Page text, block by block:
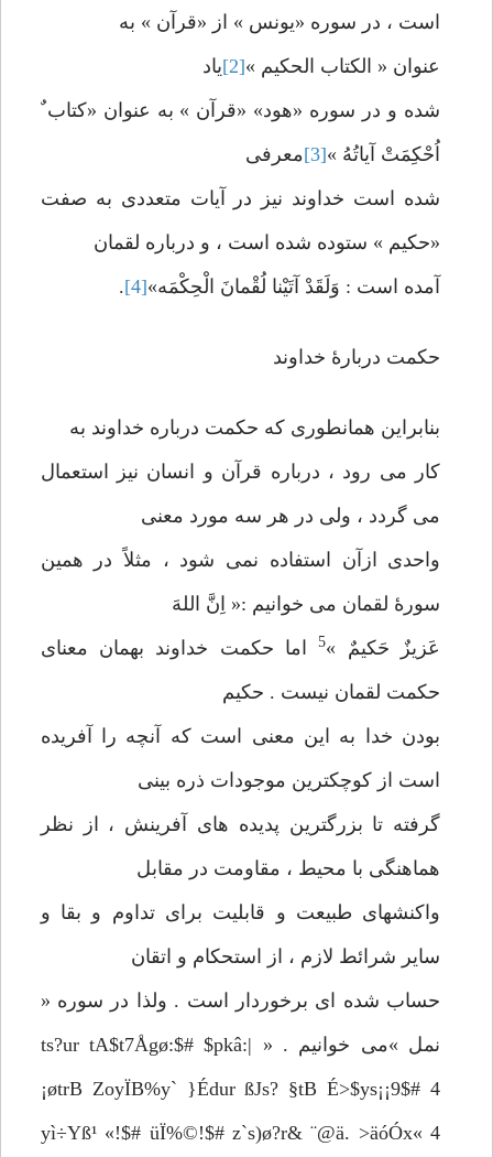
است ، در سوره «یونس » از «قرآن » به
عنوان « الکتاب الحکیم »[2]
یاد
شده و در سوره «هود» «قرآن » به عنوان «کتاب ٌ
اُحْکِمَتْ آیاتُهُ »[3]
معرفی
شده است خداوند نیز در آیات متعددی به صفت
«حکیم » ستوده شده است ، و درباره لقمان
آمده است : وَلَقَدْ آتَیْنا لُقْمانَ الْحِکْمَه»[4]
.
حکمت دربارۀ خداوند
بنابراین همانطوری که حکمت درباره خداوند به
کار می رود ، درباره قرآن و انسان نیز استعمال
می گردد ، ولی در هر سه مورد معنی
واحدی ازآن استفاده نمی شود ، مثلاً در همین
سورۀ لقمان می خوانیم :« اِنَّ اللهَ
عَزیزٌ حَکیمٌ »5اما حکمت خداوند بهمان معنای
حکمت لقمان نیست . حکیم
بودن خدا به این معنی است که آنچه را آفریده
است از کوچکترین موجودات ذره بینی
گرفته تا بزرگترین پدیده های آفرینش ، از نظر
هماهنگی با محیط ، مقاومت در مقابل
واکنشهای طبیعت و قابلیت برای تداوم و بقا و
سایر شرائط لازم ، از استحکام و اتقان
حساب شده ای برخوردار است . ولذا در سوره «
نمل »می خوانیم . « ts?ur tA$t7Ågø:$# $pkâ:|
¡øtrB ZoyÏB%y` }Édur ßJs? §tB É>$ys¡¡9$# 4
yì÷Yß¹ «!$# üÏ%©!$# z`s)ø?r& ¨@ä. >äóÓx« 4